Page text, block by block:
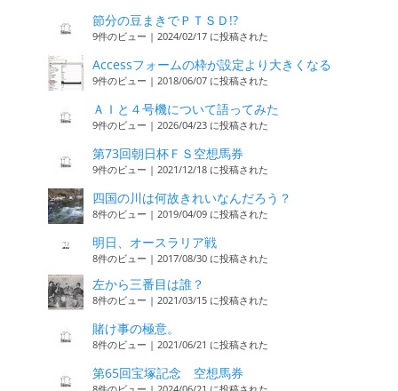
節分の豆まきでＰＴＳＤ!?
9件のビュー | 2024/02/17 に投稿された
Accessフォームの枠が設定より大きくなる
9件のビュー | 2018/06/07 に投稿された
ＡＩと４号機について語ってみた
9件のビュー | 2026/04/23 に投稿された
第73回朝日杯ＦＳ空想馬券
9件のビュー | 2021/12/18 に投稿された
四国の川は何故きれいなんだろう？
8件のビュー | 2019/04/09 に投稿された
明日、オースラリア戦
8件のビュー | 2017/08/30 に投稿された
左から三番目は誰？
8件のビュー | 2021/03/15 に投稿された
賭け事の極意。
8件のビュー | 2021/06/21 に投稿された
第65回宝塚記念 空想馬券